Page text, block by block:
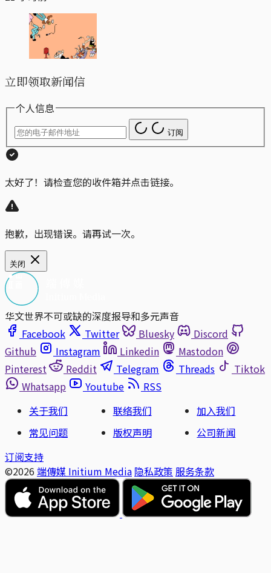
立即领取新闻信
个人信息
订阅
太好了！请检查您的收件箱并点击链接。
抱歉，出现错误。请再试一次。
关闭
华文世界不可或缺的深度报导和多元声音
Facebook
Twitter Bluesky
Discord
Github
Instagram Linkedin
Mastodon
Pinterest
Reddit Telegram Threads
Tiktok
Whatsapp
Youtube
RSS
关于我们
联络我们
加入我们
常见问题
版权声明
公司新闻
订阅支持
©2026 端傳媒 Initium Media 隐私政策 服务条款